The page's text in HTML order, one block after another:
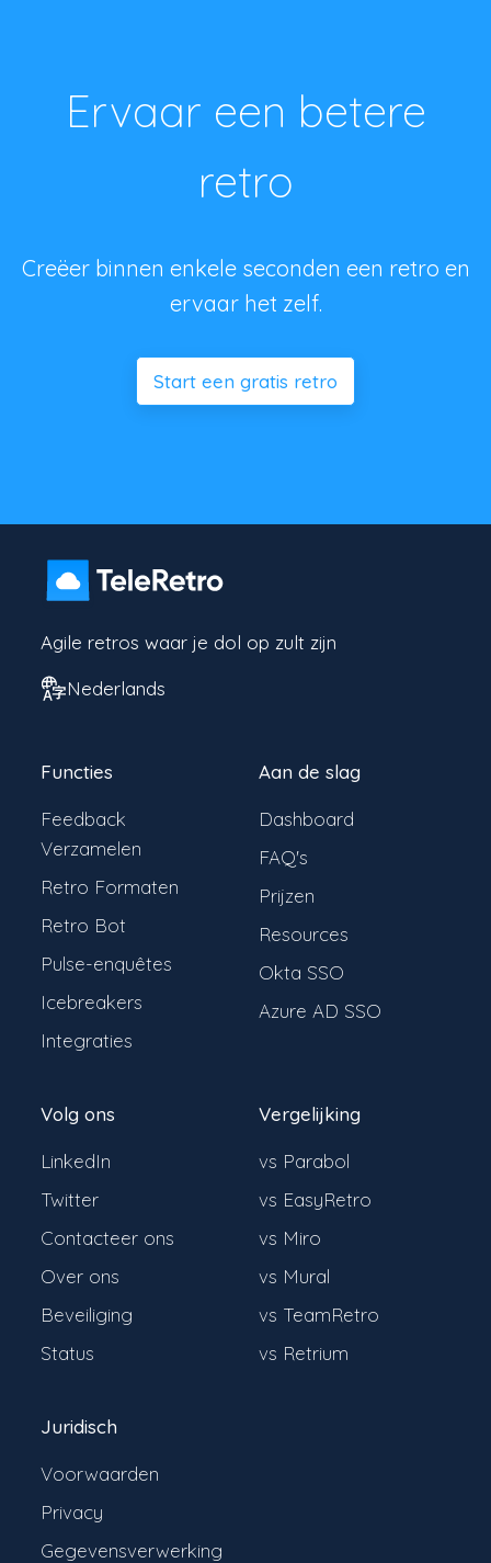
Ervaar een betere
retro
Creëer binnen enkele seconden een retro en
ervaar het zelf.
Start een gratis retro
Agile retros waar je dol op zult zijn
Nederlands
Functies
Feedback
Verzamelen
Retro Formaten
Retro Bot
Pulse-enquêtes
Icebreakers
Integraties
Aan de slag
Dashboard
FAQ's
Prijzen
Resources
Okta SSO
Azure AD SSO
Volg ons
LinkedIn
Twitter
Contacteer ons
Over ons
Beveiliging
Status
Vergelijking
vs Parabol
vs EasyRetro
vs Miro
vs Mural
vs TeamRetro
vs Retrium
Juridisch
Voorwaarden
Privacy
Gegevensverwerking